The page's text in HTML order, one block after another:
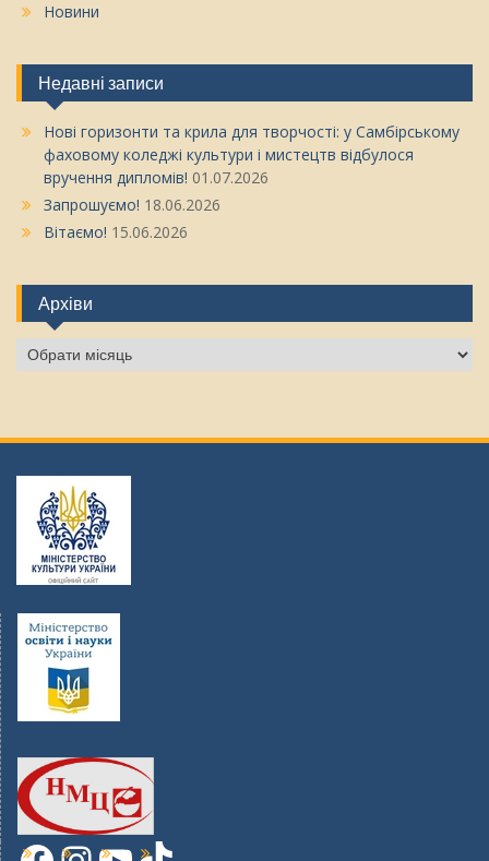
Новини
Недавні записи
Нові горизонти та крила для творчості: у Самбірському
фаховому коледжі культури і мистецтв відбулося
вручення дипломів! 01.07.2026
Запрошуємо! 18.06.2026
Вітаємо! 15.06.2026
Архіви
Архіви